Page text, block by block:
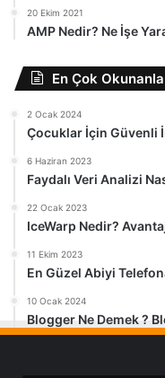
20 Ekim 2021
AMP Nedir? Ne İşe
En Çok
2 Ocak 2024
Çocuklar İçin Güvenli
6 Haziran 2023
Faydalı Veri Analizi
22 Ocak 2023
IceWarp Nedir?
11 Ekim 2023
En Güzel Abiyi
10 Ocak 2024
Blogger Ne Demek ?